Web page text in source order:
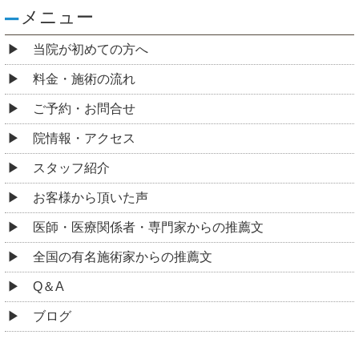
メニュー
当院が初めての方へ
料金・施術の流れ
ご予約・お問合せ
院情報・アクセス
スタッフ紹介
お客様から頂いた声
医師・医療関係者・専門家からの推薦文
全国の有名施術家からの推薦文
Q＆A
ブログ